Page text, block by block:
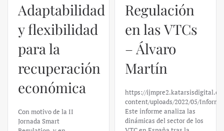
Adaptabilidad
y flexibilidad
para la
recuperación
económica
Con motivo de la II
Jornada Smart
Regulación
en las VTCs
– Álvaro
Martín
https://
content/uploads/2022/05/
Este informe analiza las
dinámicas del sector de los